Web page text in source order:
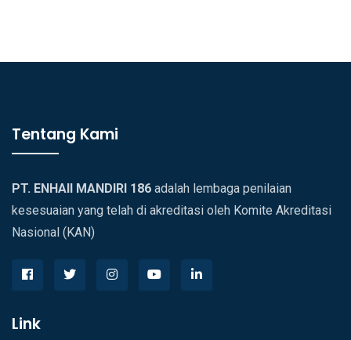
Tentang Kami
PT. ENHAII MANDIRI 186 adalah lembaga penilaian
kesesuaian yang telah di akreditasi oleh Komite Akreditasi
Nasional (KAN)
Link